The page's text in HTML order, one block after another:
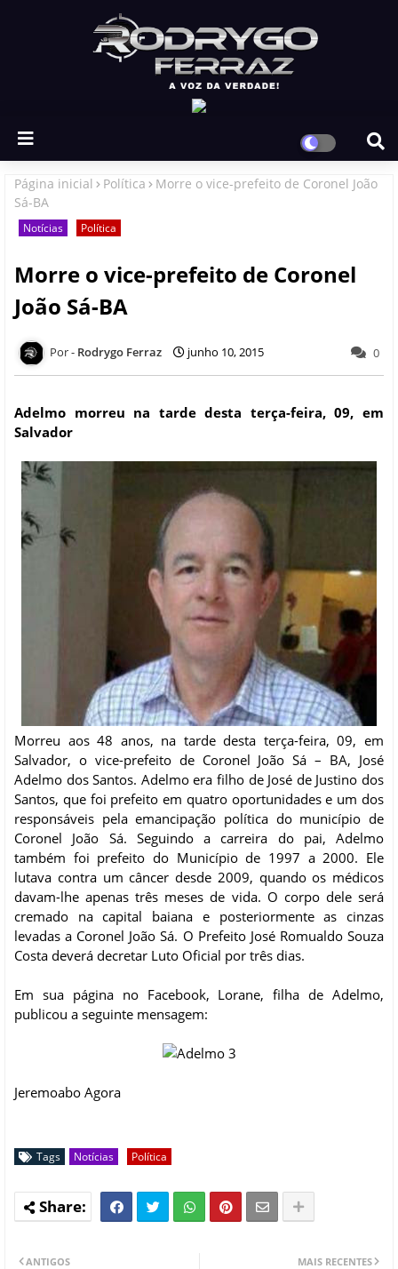
Página inicial Política
Morre o vice-prefeito de Coronel João
Sá-BA
Notícias Política
Morre o vice-prefeito de Coronel
João Sá-BA
Rodrygo Ferraz junho 10, 2015 0
Adelmo morreu na tarde desta terça-feira, 09, em
Salvador
Morreu aos 48 anos, na tarde desta terça-feira, 09, em
Salvador, o vice-prefeito de Coronel João Sá – BA, José
Adelmo dos Santos. Adelmo era filho de José de Justino dos
Santos, que foi prefeito em quatro oportunidades e um dos
responsáveis pela emancipação política do município de
Coronel João Sá. Seguindo a carreira do pai, Adelmo
também foi prefeito do Município de 1997 a 2000. Ele
lutava contra um câncer desde 2009, quando os médicos
davam-lhe apenas três meses de vida. O corpo dele será
cremado na capital baiana e posteriormente as cinzas
levadas a Coronel João Sá. O Prefeito José Romualdo Souza
Costa deverá decretar Luto Oficial por três dias.
Em sua página no Facebook, Lorane, filha de Adelmo,
publicou a seguinte mensagem:
Jeremoabo Agora
Tags Notícias Política
MAIS RECENTES
ANTIGOS